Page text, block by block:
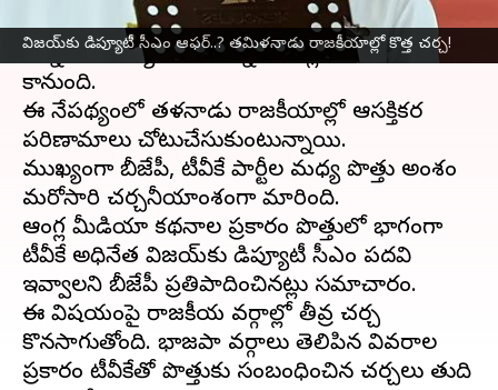
విజయ్‌కు డిప్యూటీ సీఎం ఆఫర్‌..? తమిళనాడు రాజకీయాల్లో కొత్త చర్చ!
తమిళనాడు, పశ్చిమబెంగాల్‌ తదితర రాష్ట్రాల అసెంబ్లీ
ఎన్నికల షెడ్యూల్‌ మరికొన్ని గంటల్లో విడుదల
కానుంది.
ఈ నేపథ్యంలో తమిళనాడు రాజకీయాల్లో ఆసక్తికర
పరిణామాలు చోటుచేసుకుంటున్నాయి.
ముఖ్యంగా బీజేపీ, టీవీకే పార్టీల మధ్య పొత్తు అంశం
మరోసారి చర్చనీయాంశంగా మారింది.
ఆంగ్ల మీడియా కథనాల ప్రకారం పొత్తులో భాగంగా
టీవీకే అధినేత విజయ్‌కు డిప్యూటీ సీఎం పదవి
ఇవ్వాలని బీజేపీ ప్రతిపాదించినట్లు సమాచారం.
ఈ విషయంపై రాజకీయ వర్గాల్లో తీవ్ర చర్చ
కొనసాగుతోంది. భాజపా వర్గాలు తెలిపిన వివరాల
ప్రకారం టీవీకేతో పొత్తుకు సంబంధించిన చర్చలు తుది